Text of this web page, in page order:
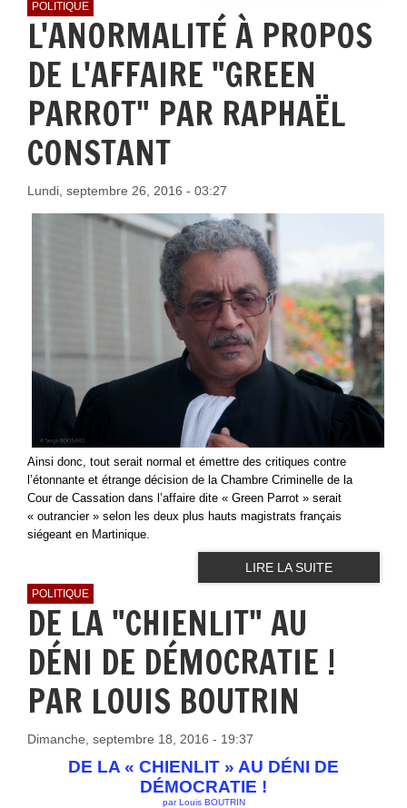
POLITIQUE
L'ANORMALITÉ À PROPOS
DE L'AFFAIRE "GREEN
PARROT" PAR RAPHAËL
CONSTANT
Lundi, septembre 26, 2016 - 03:27
Ainsi donc, tout serait normal et émettre des critiques contre
l’étonnante et étrange décision de la Chambre Criminelle de la
Cour de Cassation dans l’affaire dite « Green Parrot » serait
« outrancier » selon les deux plus hauts magistrats français
siégeant en Martinique.
LIRE LA SUITE
POLITIQUE
DE LA "CHIENLIT" AU
DÉNI DE DÉMOCRATIE !
PAR LOUIS BOUTRIN
Dimanche, septembre 18, 2016 - 19:37
DE LA « CHIENLIT » AU DÉNI DE
DÉMOCRATIE !
par Louis BOUTRIN